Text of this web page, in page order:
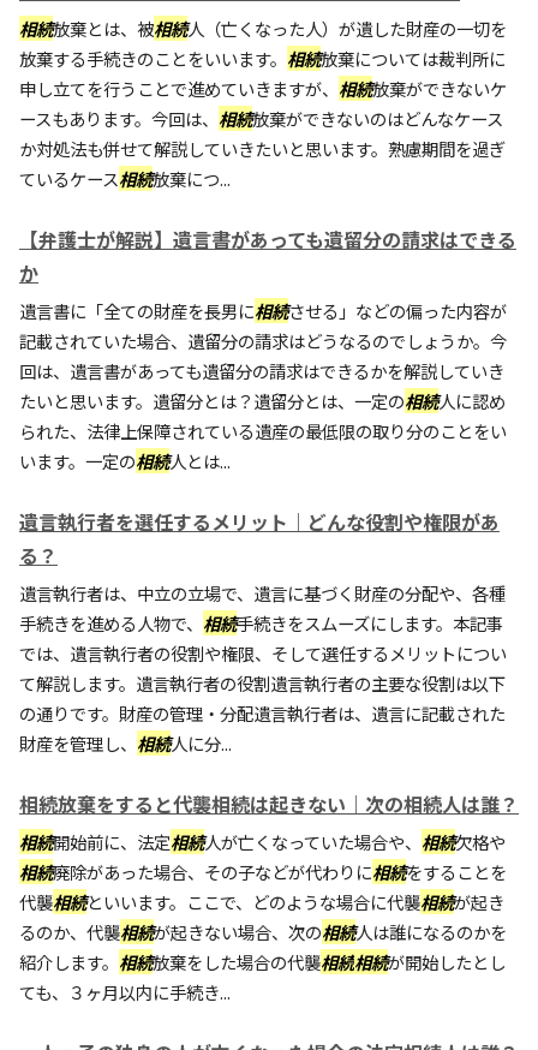
相続放棄とは、被相続人（亡くなった人）が遺した財産の一切を
放棄する手続きのことをいいます。 相続放棄については裁判所に
申し立てを行うことで進めていきますが、 相続放棄ができないケ
ースもあります。今回は、 相続放棄ができないのはどんなケース
か対処法も併せて解説していきたいと思います。熟慮期間を過ぎ
ているケース相続放棄につ...
【弁護士が解説】遺言書があっても遺留分の請求はできる
か
遺言書に「全ての財産を長男に相続させる」などの偏った内容が
記載されていた場合、遺留分の請求はどうなるのでしょうか。今
回は、遺言書があっても遺留分の請求はできるかを解説していき
たいと思います。遺留分とは？遺留分とは、一定の相続人に認め
られた、法律上保障されている遺産の最低限の取り分のことをい
います。一定の相続人とは...
遺言執行者を選任するメリット｜どんな役割や権限があ
る？
遺言執行者は、中立の立場で、遺言に基づく財産の分配や、各種
手続きを進める人物で、 相続手続きをスムーズにします。本記事
では、遺言執行者の役割や権限、そして選任するメリットについ
て解説します。遺言執行者の役割遺言執行者の主要な役割は以下
の通りです。財産の管理・分配遺言執行者は、遺言に記載された
財産を管理し、 相続人に分...
相続放棄をすると代襲相続は起きない｜次の相続人は誰？
相続開始前に、法定相続人が亡くなっていた場合や、 相続欠格や
相続廃除があった場合、その子などが代わりに相続をすることを
代襲相続といいます。ここで、どのような場合に代襲相続が起き
るのか、代襲相続が起きない場合、次の相続人は誰になるのかを
紹介します。 相続放棄をした場合の代襲相続相続が開始したとし
ても、３ヶ月以内に手続き...